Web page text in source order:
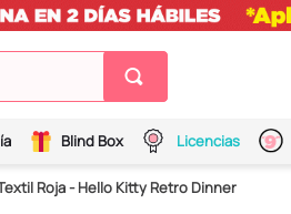
Blind Box Licencias
Roja - Hello Kitty Retro Dinner